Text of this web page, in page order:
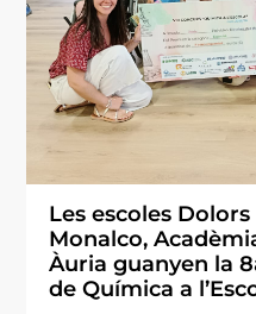
Les escoles
Monalco,
Àuria guanyen la
de Química a